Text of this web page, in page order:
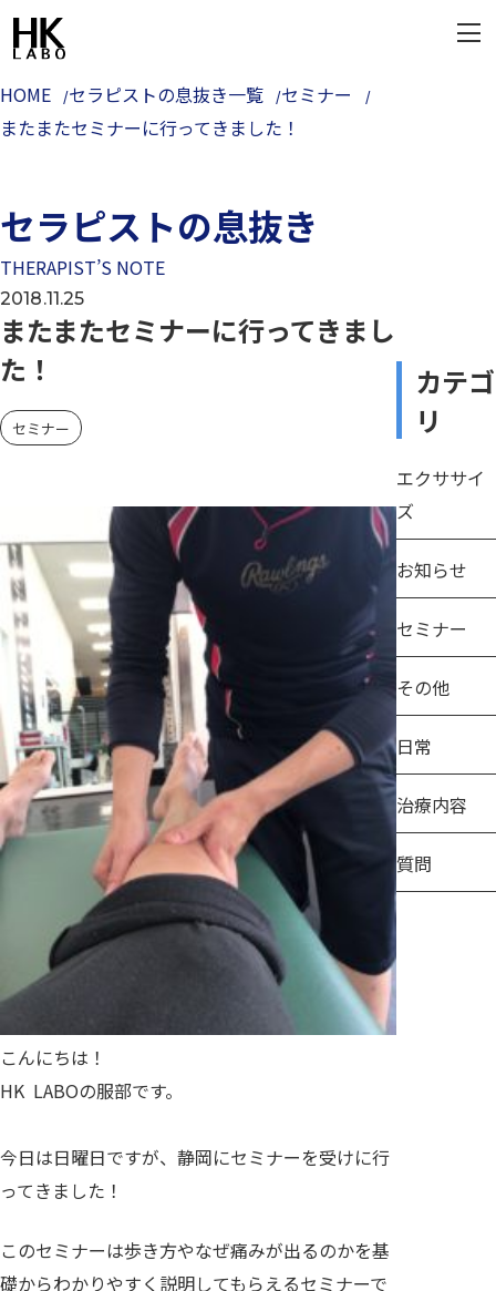
HOME セラピストの息抜き一覧
セミナー
またまたセミナーに行ってきました！
セラピストの息抜き
THERAPIST’S NOTE
2018.11.25
またまたセミナーに行ってきまし
た！
セミナー
こんにちは！
HK LABOの服部です。
今日は日曜日ですが、静岡にセミナーを受けに行
ってきました！
このセミナーは歩き方やなぜ痛みが出るのかを基
礎からわかりやすく説明してもらえるセミナーで
カテゴ
リ
エクササイ
ズ
お知らせ
セミナー
その他
日常
治療内容
質問